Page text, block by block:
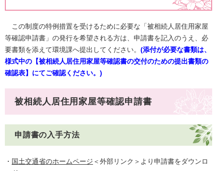
この制度の特例措置を受けるために必要な「被相続人居住用家屋
等確認申請書」の発行を希望される方は、申請書を記入のうえ、必
要書類を添えて環境課へ提出してください。 (添付が必要な書類は、
様式中の【被相続人居住用家屋等確認書の交付のための提出書類の
確認表】にてご確認ください。)
被相続人居住用家屋等確認申請書
申請書の入手方法
・ 国土交通省のホームページ ＜外部リンク＞ より申請書をダウンロ